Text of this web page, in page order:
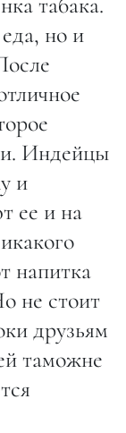
но и
Индейцы
и
ее и на
напитка
не стоит
друзьям
таможне